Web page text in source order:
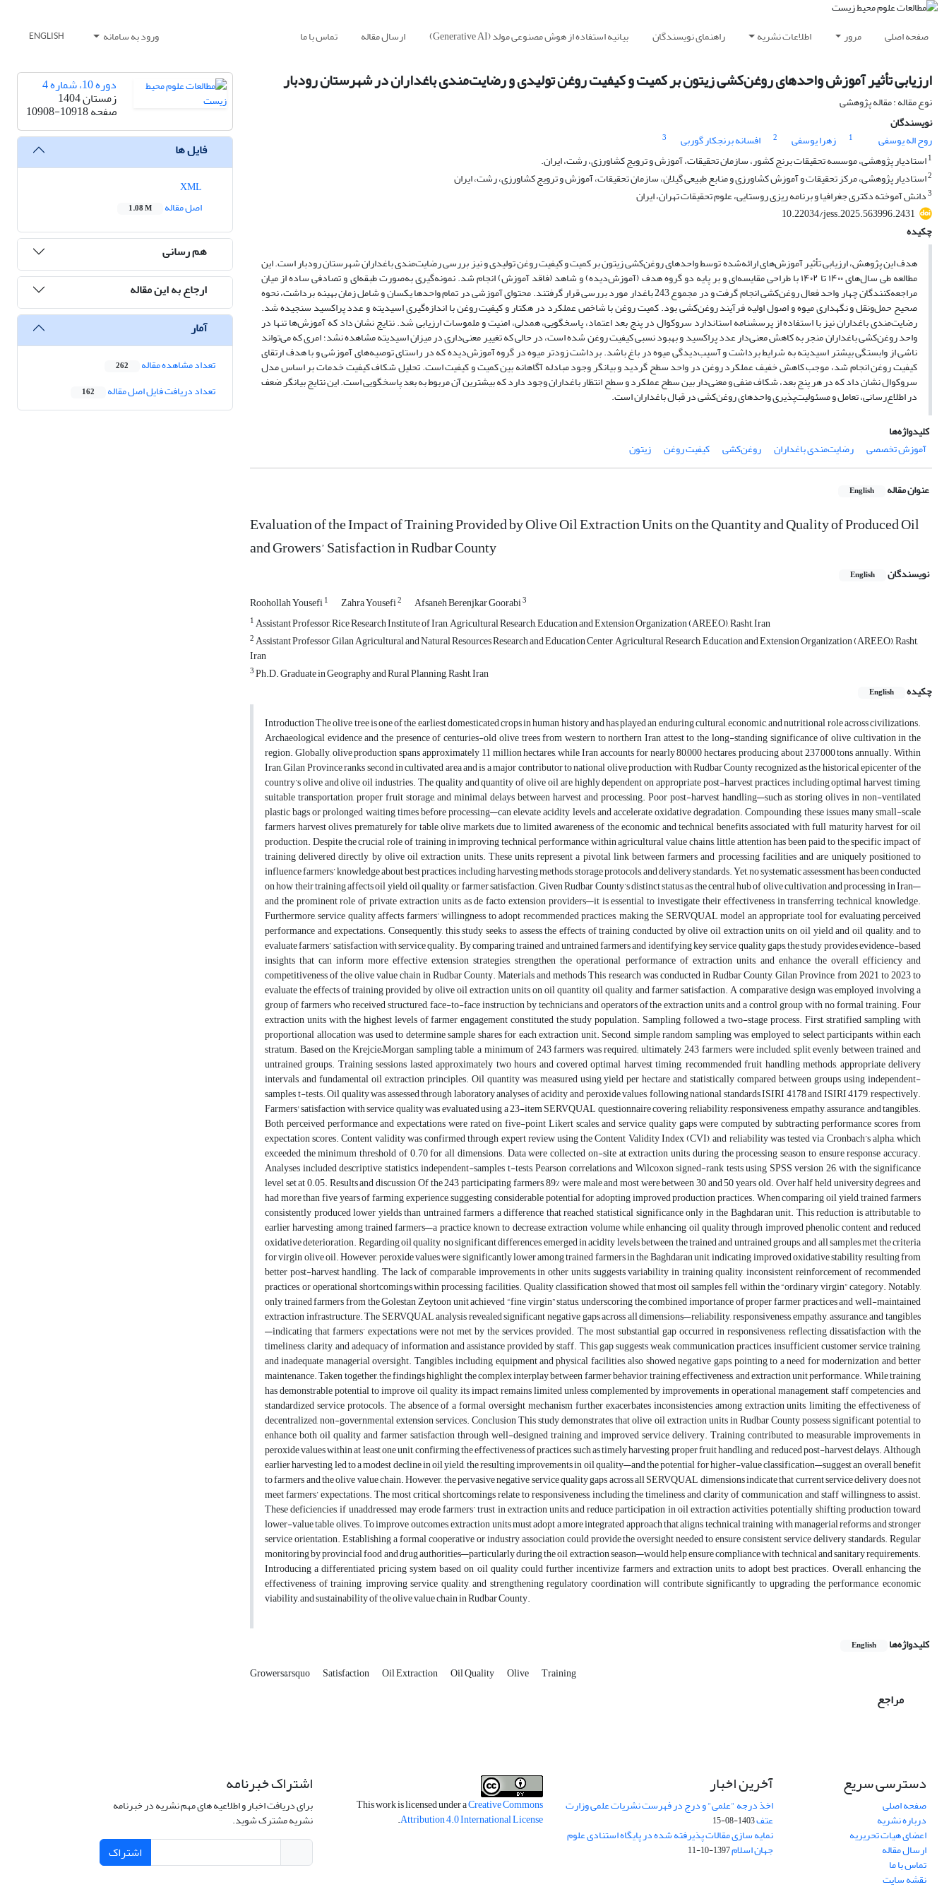
صفحه اصلی مرور اطلاعات نشریه راهنمای نویسندگان بیانیه استفاده از هوش مصنوعی مولد (Generative AI) ارسال مقاله تماس با ما ورود به سامانه ENGLISH
ارزیابی تأثیر آموزش واحدهای روغن‌کشی زیتون بر کمیت و کیفیت روغن تولیدی و رضایت‌مندی باغداران در شهرستان رودبار
نوع مقاله : مقاله پژوهشی
نویسندگان
روح اله یوسفی
1 زهرا یوسفی 2 افسانه برنجکار گوربی
3
1استادیار پژوهشی، موسسه تحقیقات برنج کشور، سازمان تحقیقات، آموزش و ترویج کشاورزی، رشت، ایران.
2استادیار پژوهشی، مرکز تحقیقات و آموزش کشاورزی و منابع طبیعی گیلان، سازمان تحقیقات، آموزش و ترویج کشاورزی، رشت، ایران
3دانش آموخته دکتری جغرافیا و برنامه ریزی روستایی، علوم تحقیقات تهران، ایران
10.22034/jess.2025.563996.2431
چکیده
هدف این پژوهش، ارزیابی تأثیر آموزش‌های ارائه‌شده توسط واحدهای روغن‌کشی زیتون بر کمیت و کیفیت روغن تولیدی و نیز بررسی رضایت‌مندی باغداران شهرستان رودبار است. این
مطالعه طی سال‌های ۱۴۰۰ تا ۱۴۰۲ با طراحی مقایسه‌ای و بر پایه دو گروه هدف (آموزش‌دیده) و شاهد (فاقد آموزش) انجام شد. نمونه‌گیری به‌صورت طبقه‌ای و تصادفی ساده از میان
مراجعه‌کنندگان چهار واحد فعال روغن‌کشی انجام گرفت و در مجموع 243 باغدار مورد بررسی قرار گرفتند. محتوای آموزشی در تمام واحدها یکسان و شامل زمان بهینه برداشت، نحوه
صحیح حمل‌ونقل و نگهداری میوه و اصول اولیه فرآیند روغن‌کشی بود. کمیت روغن با شاخص عملکرد در هکتار و کیفیت روغن با اندازه‌گیری اسیدیته و عدد پراکسید سنجیده شد.
رضایت‌مندی باغداران نیز با استفاده از پرسشنامه استاندارد سروکوال در پنج بعد اعتماد، پاسخگویی، همدلی، امنیت و ملموسات ارزیابی شد. نتایج نشان داد که آموزش‌ها تنها در
واحد روغن‌کشی باغداران منجر به کاهش معنی‌دار عدد پراکسید و بهبود نسبی کیفیت روغن شده است، در حالی که تغییر معنی‌داری در میزان اسیدیته مشاهده نشد؛ امری که می‌تواند
ناشی از وابستگی بیشتر اسیدیته به شرایط برداشت و آسیب‌دیدگی میوه در باغ باشد. برداشت زودتر میوه در گروه آموزش‌دیده که در راستای توصیه‌های آموزشی و با هدف ارتقای
کیفیت روغن انجام شد، موجب کاهش خفیف عملکرد روغن در واحد سطح گردید و بیانگر وجود مبادله آگاهانه بین کمیت و کیفیت است. تحلیل شکاف کیفیت خدمات بر اساس مدل
سروکوال نشان داد که در هر پنج بعد، شکاف منفی و معنی‌دار بین سطح عملکرد و سطح انتظار باغداران وجود دارد که بیشترین آن مربوط به بعد پاسخگویی است. این نتایج بیانگر ضعف
در اطلاع‌رسانی، تعامل و مسئولیت‌پذیری واحدهای روغن‌کشی در قبال باغداران است.
کلیدواژه‌ها
آموزش تخصصی
رضایت‌مندی باغداران روغن‌کشی کیفیت روغن زیتون
عنوان مقاله English
Evaluation of the Impact of Training Provided by Olive Oil Extraction Units on the Quantity and Quality of Produced Oil
and Growers’ Satisfaction in Rudbar County
نویسندگان English
Roohollah Yousefi1 Zahra Yousefi2 Afsaneh Berenjkar Goorabi3
1Assistant Professor, Rice Research Institute of Iran, Agricultural Research, Education and Extension Organization (AREEO), Rasht, Iran
2Assistant Professor, Gilan Agricultural and Natural Resources Research and Education Center, Agricultural Research, Education and Extension Organization (AREEO), Rasht,
Iran
3Ph.D. Graduate in Geography and Rural Planning, Rasht, Iran
چکیده
English
Introduction The olive tree is one of the earliest domesticated crops in human history and has played an enduring cultural, economic, and nutritional role across civilizations. Archaeological evidence and the presence of centuries-old olive trees from western to northern Iran attest to the long-standing significance of olive cultivation in the region. Globally, olive production spans approximately 11 million hectares, while Iran accounts for nearly 80,000 hectares, producing about 237,000 tons annually. Within Iran, Gilan Province ranks second in cultivated area and is a major contributor to national olive production, with Rudbar County recognized as the historical epicenter of the country’s olive and olive oil industries. The quality and quantity of olive oil are highly dependent on appropriate post-harvest practices, including optimal harvest timing, suitable transportation, proper fruit storage, and minimal delays between harvest and processing. Poor post-harvest handling—such as storing olives in non-ventilated plastic bags or prolonged waiting times before processing—can elevate acidity levels and accelerate oxidative degradation. Compounding these issues, many small-scale farmers harvest olives prematurely for table olive markets due to limited awareness of the economic and technical benefits associated with full maturity harvest for oil production. Despite the crucial role of training in improving technical performance within agricultural value chains, little attention has been paid to the specific impact of training delivered directly by olive oil extraction units. These units represent a pivotal link between farmers and processing facilities and are uniquely positioned to influence farmers’ knowledge about best practices, including harvesting methods, storage protocols, and delivery standards. Yet, no systematic assessment has been conducted on how their training affects oil yield, oil quality, or farmer satisfaction. Given Rudbar County’s distinct status as the central hub of olive cultivation and processing in Iran—and the prominent role of private extraction units as de facto extension providers—it is essential to investigate their effectiveness in transferring technical knowledge. Furthermore, service quality affects farmers’ willingness to adopt recommended practices, making the SERVQUAL model an appropriate tool for evaluating perceived performance and expectations. Consequently, this study seeks to assess the effects of training conducted by olive oil extraction units on oil yield and oil quality, and to evaluate farmers’ satisfaction with service quality. By comparing trained and untrained farmers and identifying key service quality gaps, the study provides evidence-based insights that can inform more effective extension strategies, strengthen the operational performance of extraction units, and enhance the overall efficiency and competitiveness of the olive value chain in Rudbar County. Materials and methods This research was conducted in Rudbar County, Gilan Province, from 2021 to 2023 to evaluate the effects of training provided by olive oil extraction units on oil quantity, oil quality, and farmer satisfaction. A comparative design was employed, involving a group of farmers who received structured, face-to-face instruction by technicians and operators of the extraction units and a control group with no formal training. Four extraction units with the highest levels of farmer engagement constituted the study population. Sampling followed a two-stage process. First, stratified sampling with proportional allocation was used to determine sample shares for each extraction unit. Second, simple random sampling was employed to select participants within each stratum. Based on the Krejcie–Morgan sampling table, a minimum of 243 farmers was required; ultimately, 243 farmers were included, split evenly between trained and untrained groups. Training sessions lasted approximately two hours and covered optimal harvest timing, recommended fruit handling methods, appropriate delivery intervals, and fundamental oil extraction principles. Oil quantity was measured using yield per hectare and statistically compared between groups using independent-samples t-tests. Oil quality was assessed through laboratory analyses of acidity and peroxide values, following national standards ISIRI 4178 and ISIRI 4179, respectively. Farmers' satisfaction with service quality was evaluated using a 23-item SERVQUAL questionnaire covering reliability, responsiveness, empathy, assurance, and tangibles. Both perceived performance and expectations were rated on five-point Likert scales, and service quality gaps were computed by subtracting performance scores from expectation scores. Content validity was confirmed through expert review using the Content Validity Index (CVI), and reliability was tested via Cronbach’s alpha, which exceeded the minimum threshold of 0.70 for all dimensions. Data were collected on-site at extraction units during the processing season to ensure response accuracy. Analyses included descriptive statistics, independent-samples t-tests, Pearson correlations, and Wilcoxon signed-rank tests using SPSS version 26, with the significance level set at 0.05. Results and discussion Of the 243 participating farmers, 89% were male and most were between 30 and 50 years old. Over half held university degrees and had more than five years of farming experience, suggesting considerable potential for adopting improved production practices. When comparing oil yield, trained farmers consistently produced lower yields than untrained farmers, a difference that reached statistical significance only in the Baghdaran unit. This reduction is attributable to earlier harvesting among trained farmers—a practice known to decrease extraction volume while enhancing oil quality through improved phenolic content and reduced oxidative deterioration. Regarding oil quality, no significant differences emerged in acidity levels between the trained and untrained groups, and all samples met the criteria for virgin olive oil. However, peroxide values were significantly lower among trained farmers in the Baghdaran unit, indicating improved oxidative stability resulting from better post-harvest handling. The lack of comparable improvements in other units suggests variability in training quality, inconsistent reinforcement of recommended practices, or operational shortcomings within processing facilities. Quality classification showed that most oil samples fell within the “ordinary virgin” category. Notably, only trained farmers from the Golestan Zeytoon unit achieved “fine virgin” status, underscoring the combined importance of proper farmer practices and well-maintained extraction infrastructure. The SERVQUAL analysis revealed significant negative gaps across all dimensions—reliability, responsiveness, empathy, assurance, and tangibles—indicating that farmers’ expectations were not met by the services provided. The most substantial gap occurred in responsiveness, reflecting dissatisfaction with the timeliness, clarity, and adequacy of information and assistance provided by staff. This gap suggests weak communication practices, insufficient customer service training, and inadequate managerial oversight. Tangibles, including equipment and physical facilities, also showed negative gaps, pointing to a need for modernization and better maintenance. Taken together, the findings highlight the complex interplay between farmer behavior, training effectiveness, and extraction unit performance. While training has demonstrable potential to improve oil quality, its impact remains limited unless complemented by improvements in operational management, staff competencies, and standardized service protocols. The absence of a formal oversight mechanism further exacerbates inconsistencies among extraction units, limiting the effectiveness of decentralized, non-governmental extension services. Conclusion This study demonstrates that olive oil extraction units in Rudbar County possess significant potential to enhance both oil quality and farmer satisfaction through well-designed training and improved service delivery. Training contributed to measurable improvements in peroxide values within at least one unit, confirming the effectiveness of practices such as timely harvesting, proper fruit handling, and reduced post-harvest delays. Although earlier harvesting led to a modest decline in oil yield, the resulting improvements in oil quality—and the potential for higher-value classification—suggest an overall benefit to farmers and the olive value chain. However, the pervasive negative service quality gaps across all SERVQUAL dimensions indicate that current service delivery does not meet farmers’ expectations. The most critical shortcomings relate to responsiveness, including the timeliness and clarity of communication and staff willingness to assist. These deficiencies, if unaddressed, may erode farmers’ trust in extraction units and reduce participation in oil extraction activities, potentially shifting production toward lower-value table olives. To improve outcomes, extraction units must adopt a more integrated approach that aligns technical training with managerial reforms and stronger service orientation. Establishing a formal cooperative or industry association could provide the oversight needed to ensure consistent service delivery standards. Regular monitoring by provincial food and drug authorities—particularly during the oil extraction season—would help ensure compliance with technical and sanitary requirements. Introducing a differentiated pricing system based on oil quality could further incentivize farmers and extraction units to adopt best practices. Overall, enhancing the effectiveness of training, improving service quality, and strengthening regulatory coordination will contribute significantly to upgrading the performance, economic viability, and sustaina
کلیدواژه‌ها English
Growers&‌‌rsquo Satisfaction Oil Extraction Oil Quality Olive Training
مراجع
دوره 10، شماره 4
زمستان 1404
صفحه10908-10918
فایل ها
اصل مقاله
1.08 M
هم رسانی
ارجاع به این مقاله
آمار
تعداد مشاهده مقاله 262
تعداد دریافت فایل اصل مقاله 162
دسترسی سریع
صفحه اصلی
درباره نشریه
اعضای هیات تحریریه
ارسال مقاله
تماس با ما
نقشه سایت
آخرین اخبار
اخذ درجه "علمی" و درج در فهرست نشریات علمی وزارت
عتف1403-08-15
نمایه سازی مقالات پذیرفته شده در پایگاه استنادی علوم
جهان اسلام1397-10-11
This work is licensed under aCreative Commons
Attribution 4.0 International License
.
اشتراک خبرنامه
برای دریافت اخبار و اطلاعیه های مهم نشریه در خبرنامه
نشریه مشترک شوید.
اشتراک